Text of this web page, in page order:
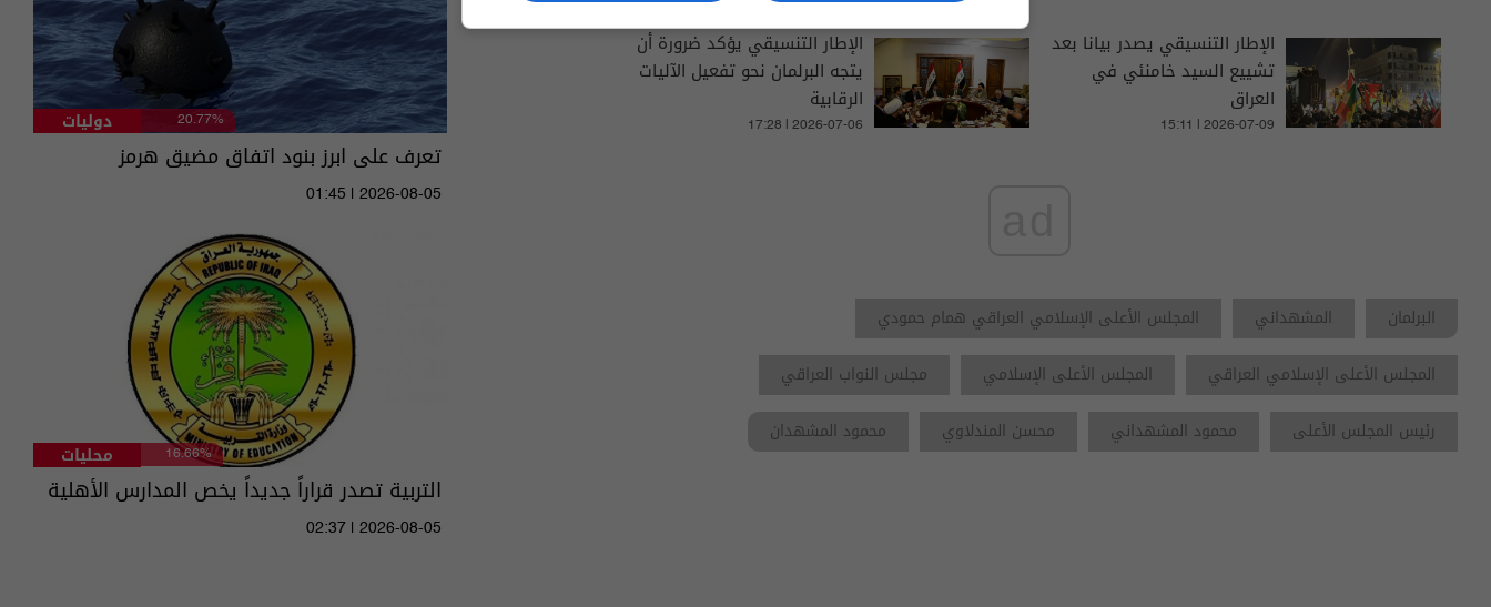
الإطار التنسيقي يصدر بيانا بعد
تشييع السيد خامنئي في
العراق
15:11 | 2026-07-09
الإطار التنسيقي يؤكد ضرورة أن
يتجه البرلمان نحو تفعيل الآليات
الرقابية
17:28 | 2026-07-06
البرلمان المشهداني
المجلس الأعلى الإسلامي العراقي همام حمودي
المجلس الأعلى الإسلامي العراقي
المجلس الأعلى الإسلامي
مجلس النواب العراقي
رئيس المجلس الأعلى
محمود المشهداني محسن المندلاوي محمود المشهدان
دوليات 20.77%
تعرف على ابرز بنود اتفاق مضيق هرمز
01:45 | 2026-08-05
محليات 16.66%
التربية تصدر قراراً جديداً يخص المدارس الأهلية
02:37 | 2026-08-05